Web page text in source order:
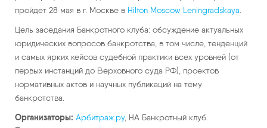
пройдет 28 мая в г. Москве в Hilton Moscow Leningradskaya
Цель заседания Банкротного клуба: обсуждение актуальных
юридических вопросов банкротства, в том числе, тенденций
и самых ярких кейсов судебной практики всех уровней (от
первых инстанций до Верховного суда РФ), проектов
нормативных актов и научных публикаций на тему
банкротства.
Организаторы: Арбитраж.ру, НА Банкротный клуб.